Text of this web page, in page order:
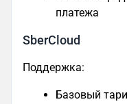
платежа
SberCloud
Поддержка:
Базовый